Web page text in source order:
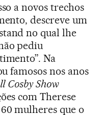
a novos trechos
descreve um
no qual lhe
pediu
Na
famosos nos anos
Cosby Show
com Therese
mulheres que o